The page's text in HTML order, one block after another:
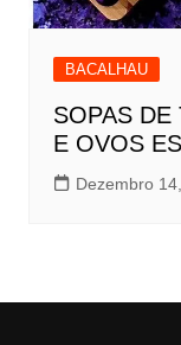
BACALHAU
SOPAS DE
E OVOS
Dezembro